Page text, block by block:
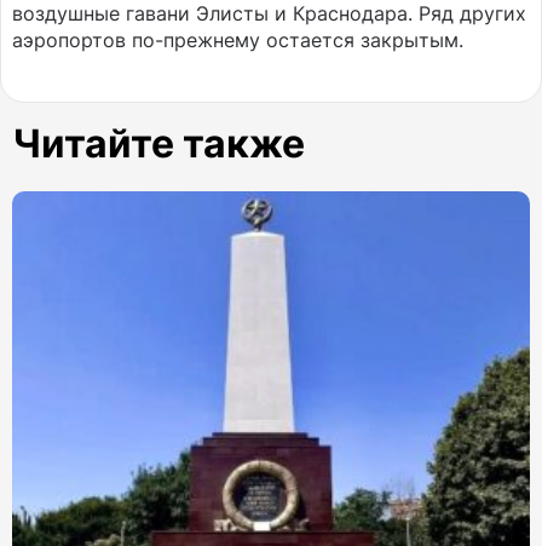
воздушные гавани Элисты и Краснодара. Ряд других
аэропортов по-прежнему остается закрытым.
Читайте также